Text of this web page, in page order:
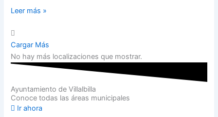
Leer más »
Cargar Más
No hay más localizaciones que mostrar.
Ayuntamiento de Villalbilla
Conoce todas las áreas municipales
Ir ahora